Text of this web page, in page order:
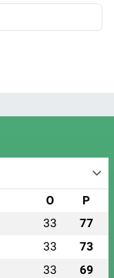
O P
33 77
33 73
33 69